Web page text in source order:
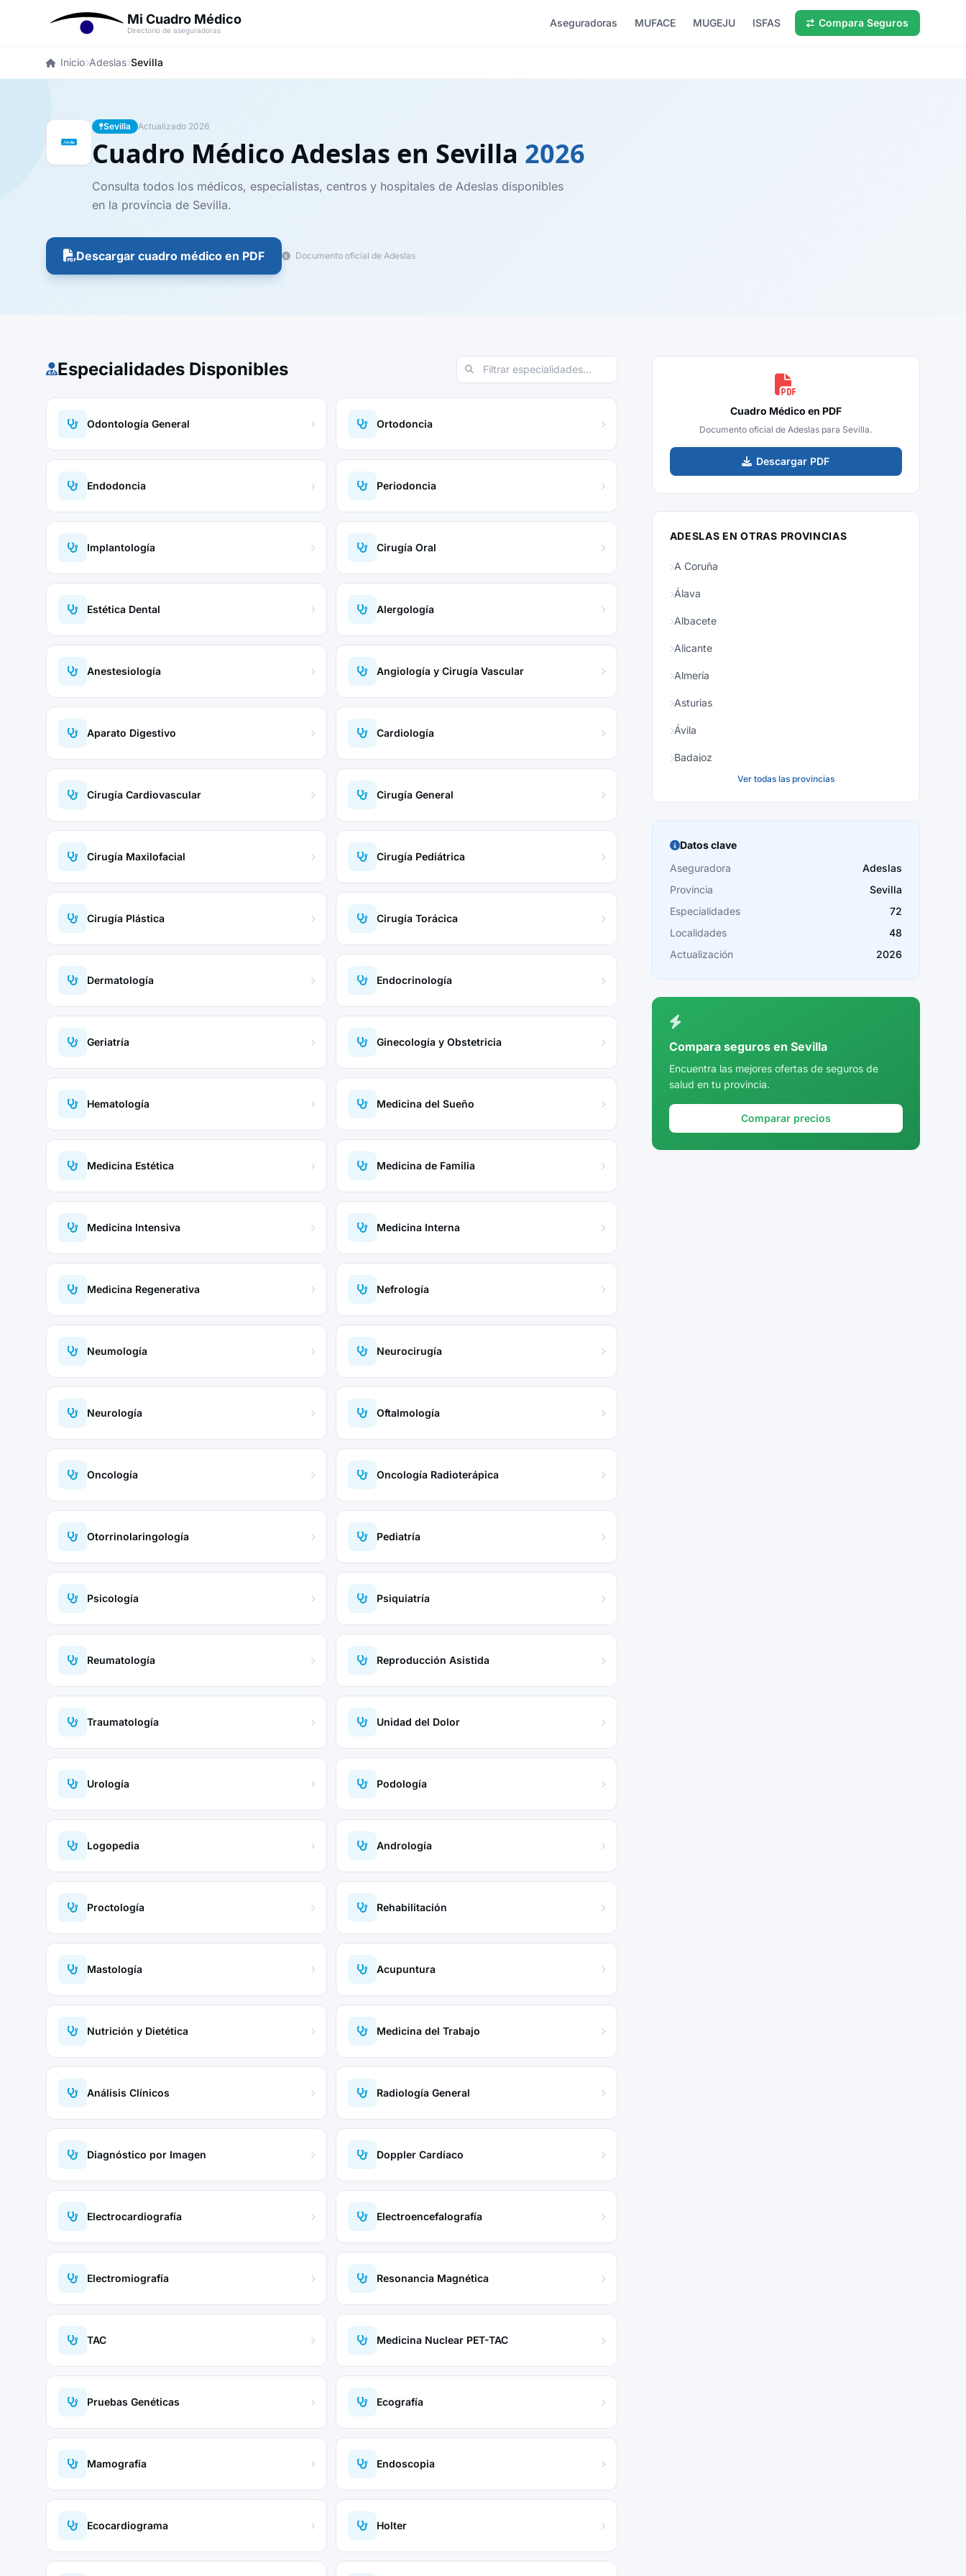
Mi Cuadro Médico
Directorio de aseguradoras
Aseguradoras MUFACE MUGEJU ISFAS Compara Seguros
Inicio Adeslas Sevilla
Sevilla Actualizado 2026
Cuadro Médico Adeslas en Sevilla 2026
Consulta todos los médicos, especialistas, centros y hospitales de Adeslas disponibles
en la provincia de Sevilla.
Descargar cuadro médico en PDF Documento oficial de Adeslas
Especialidades Disponibles
Odontología General Ortodoncia
Endodoncia Periodoncia
Implantología Cirugía Oral
Estética Dental Alergología
Anestesiología Angiología y Cirugía Vascular
Aparato Digestivo Cardiología
Cirugía Cardiovascular Cirugía General
Cirugía Maxilofacial Cirugía Pediátrica
Cirugía Plástica Cirugía Torácica
Dermatología Endocrinología
Geriatría Ginecología y Obstetricia
Hematología Medicina del Sueño
Medicina Estética Medicina de Familia
Medicina Intensiva Medicina Interna
Medicina Regenerativa Nefrología
Neumología Neurocirugía
Neurología Oftalmología
Oncología Oncología Radioterápica
Otorrinolaringología Pediatría
Psicología Psiquiatría
Reumatología Reproducción Asistida
Traumatología Unidad del Dolor
Urología Podología
Logopedia Andrología
Proctología Rehabilitación
Mastología Acupuntura
Nutrición y Dietética Medicina del Trabajo
Análisis Clínicos Radiología General
Diagnóstico por Imagen Doppler Cardíaco
Electrocardiografía Electroencefalografía
Electromiografía Resonancia Magnética
TAC Medicina Nuclear PET-TAC
Pruebas Genéticas Ecografía
Mamografía Endoscopia
Ecocardiograma Holter
Cuadro Médico en PDF
Documento oficial de Adeslas para Sevilla.
Descargar PDF
ADESLAS EN OTRAS PROVINCIAS
A Coruña
Álava
Albacete
Alicante
Almería
Asturias
Ávila
Badajoz
Burgos
Cáceres
Cádiz
Cantabria
Castellón
Córdoba
Cuenca
Girona
Ver todas las provincias
Datos clave
Aseguradora
Adeslas
Provincia
Sevilla
Especialidades
72
Localidades
48
Actualización
2026
Compara seguros en Sevilla
Encuentra las mejores ofertas de seguros de
salud en tu provincia.
Comparar precios